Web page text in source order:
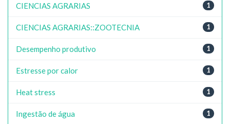
1
CIENCIAS AGRARIAS
1
CIENCIAS AGRARIAS::ZOOTECNIA
1
Desempenho produtivo
1
Estresse por calor
1
Heat stress
1
Ingestão de água